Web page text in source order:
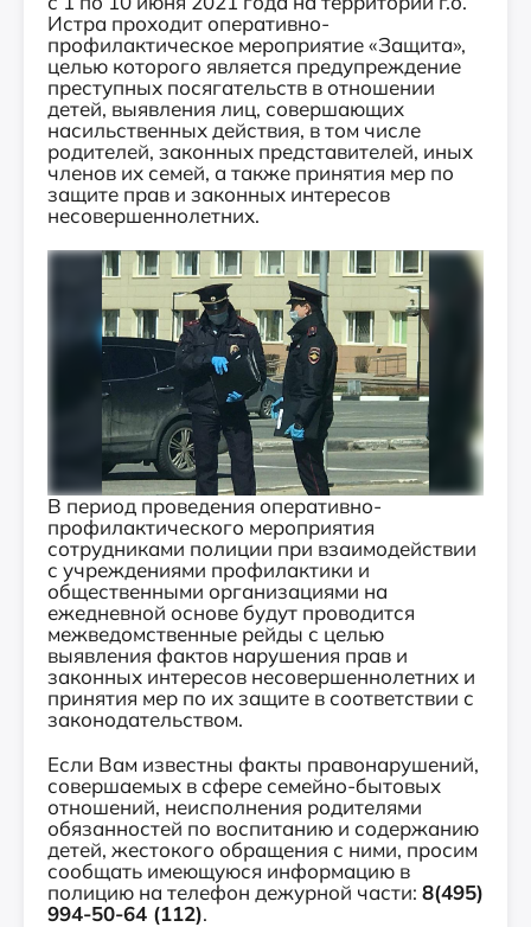
Истра проходит оперативно-
профилактическое мероприятие «Защита»,
целью которого является предупреждение
преступных посягательств в отношении
детей, выявления лиц, совершающих
насильственных действия, в том числе
родителей, законных представителей, иных
членов их семей, а также принятия мер по
защите прав и законных интересов
несовершеннолетних.
В период проведения оперативно-
профилактического мероприятия
сотрудниками полиции при взаимодействии
с учреждениями профилактики и
общественными организациями на
ежедневной основе будут проводится
межведомственные рейды с целью
выявления фактов нарушения прав и
законных интересов несовершеннолетних и
принятия мер по их защите в соответствии с
законодательством.
Если Вам известны факты правонарушений,
совершаемых в сфере семейно-бытовых
отношений, неисполнения родителями
обязанностей по воспитанию и содержанию
детей, жестокого обращения с ними, просим
сообщать имеющуюся информацию в
полицию на телефон дежурной части: 8(495)
994-50-64 (112).